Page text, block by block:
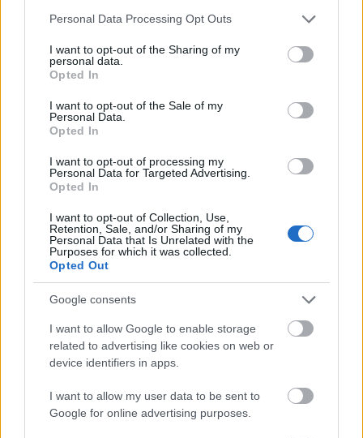
Please note that this website/app uses one or more Google
not limited to your visit or usage behaviour. You may click to
grant or deny consent to Google and its third-party tags to
use your data for below specified purposes in below Google
consent section.
Personal Data Processing Opt Outs
I want to opt-out of the Sharing of my
personal data.
Opted In
I want to opt-out of the Sale of my
Personal Data.
Opted In
I want to opt-out of processing my
Personal Data for Targeted Advertising.
Opted In
I want to opt-out of Collection, Use,
Retention, Sale, and/or Sharing of my
Personal Data that Is Unrelated with the
Purposes for which it was collected.
Opted Out
Google consents
I want to allow Google to enable storage
related to advertising like cookies on web or
device identifiers in apps.
I want to allow my user data to be sent to
Google for online advertising purposes.
Ebbe a borba viszont beleszerettem. Ha a Béres
hárslevelű értelmezése újabban így néz ki, akkor
könnyen lehet, hogy egy igazi best buy-ra
bukkantam (1100 forintért adták palackját). Úgy
tűnik, hogy ezt a stílust csiszolja azóta is Bárdos
Sarolta tovább, immár kizárólag asaját
borászatukban. Ezt a tételt már sötét üvegbe
töltötték; hogy ez mennyiben járult hozzá a
frissesség megőrzéséhez, nem tudom. Mindenesetre
tiszta, tükrös, és szalmasárga volt a kitöltött bor. A
pedig csábító. Ásványos-krétás alapra pakolt tavaszi
virágcsokor rejtezett ugyanis benne. Melegedve érett